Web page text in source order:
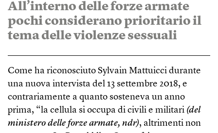
All’interno delle forze armate
pochi considerano prioritario il
tema delle violenze sessuali
Come ha riconosciuto Sylvain Mattuicci durante
una nuova intervista del 13 settembre 2018, e
contrariamente a quanto sosteneva un anno
prima, “la cellula si occupa di civili e militari (del
ministero delle forze armate, ndr), altrimenti non